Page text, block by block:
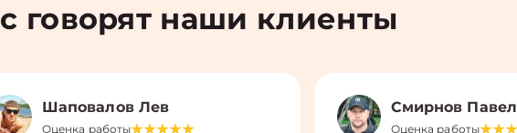
говорят наши клиенты
Шаповалов Лев
Оценка работы
Смирнов Павел
Оценка работы